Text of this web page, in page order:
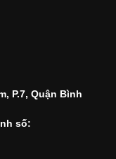
P.7, Quận Bình
số: